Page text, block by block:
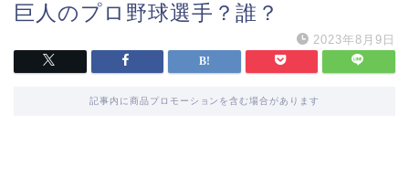
巨人のプロ野球選手？誰？
2023年8月9日
記事内に商品プロモーションを含む場合があります